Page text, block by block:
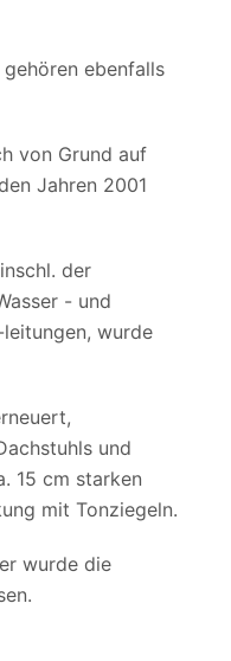
ebenfalls
von Grund auf
Jahren 2001
der
- und
wurde
und
15 cm starken
mit Tonziegeln.
wurde die